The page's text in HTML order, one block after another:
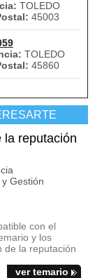
TOLEDO
45003
TOLEDO
45860
la reputación
Gestión
con el
y los
de la reputación
ver temario